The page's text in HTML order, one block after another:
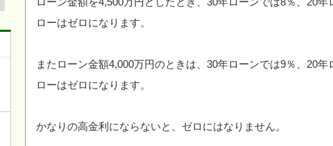
ローはゼロになります。
またローン金額4,000万円のときは、30年ローンでは9％、20
ローはゼロになります。
かなりの高金利にならないと、ゼロにはなりません。